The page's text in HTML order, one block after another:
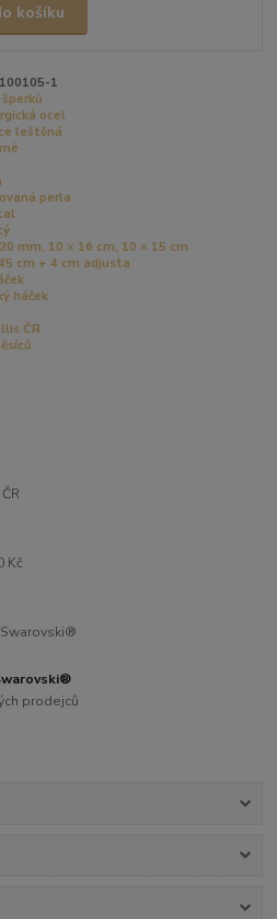
košíku
1
ocel
leštěná
perla
mm, 10 × 16 cm, 10 × 15 cm
cm + 4 cm adjusta
háček
ČR
Kč
prodejců